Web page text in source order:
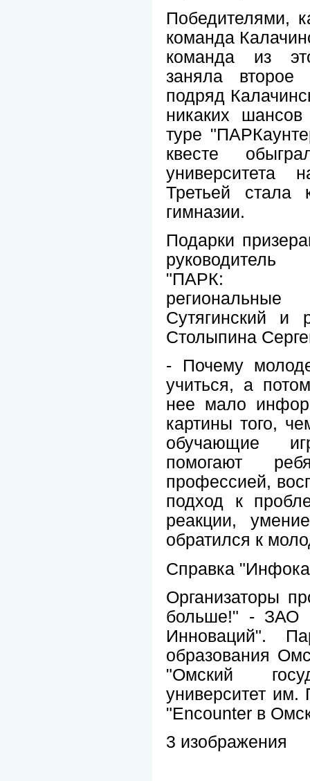
Победителями,
команда
команда из
заняла
подряд
никаких
туре
квесте
университета
Третьей стала
гимназии.
Подарки
руководитель
"ПАРК:
Сутягинский
Столыпина
- Почему
учиться, а
нее мало
картины того,
обучающие
помогают
профессией,
подход к
реакции,
обратился к
Справка
Организаторы
больше!" - ЗАО
Инноваций".
образования
"Омский
университет
"Encounter в
3 изображения